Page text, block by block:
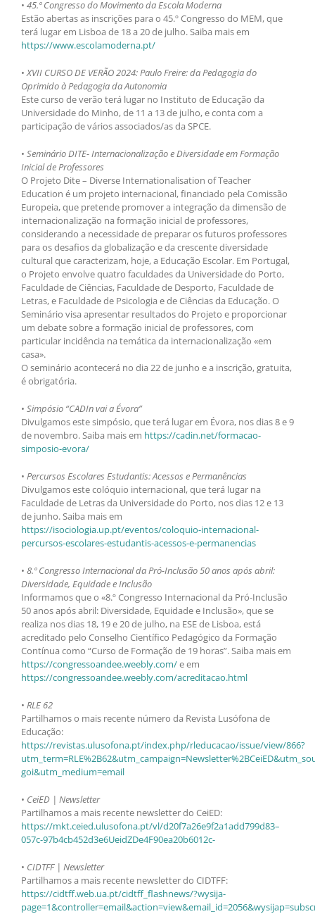
• 45.º Congresso do Movimento da Escola Moderna
Estão abertas as inscrições para o 45.º Congresso do MEM, que
terá lugar em Lisboa de 18 a 20 de julho. Saiba mais em
https://www.escolamoderna.pt/
•XVII CURSO DE VERÃO 2024: Paulo Freire: da Pedagogia do
Oprimido à Pedagogia da Autonomia
Este curso de verão terá lugar no Instituto de Educação da
Universidade do Minho, de 11 a 13 de julho, e conta com a
participação de vários associados/as da SPCE.
• Seminário DITE- Internacionalização e Diversidade em Formação
Inicial de Professores
O Projeto Dite – Diverse Internationalisation of Teacher
Education é um projeto internacional, financiado pela Comissão
Europeia, que pretende promover a integração da dimensão de
internacionalização na formação inicial de professores,
considerando a necessidade de preparar os futuros professores
para os desafios da globalização e da crescente diversidade
cultural que caracterizam, hoje, a Educação Escolar. Em Portugal,
o Projeto envolve quatro faculdades da Universidade do Porto,
Faculdade de Ciências, Faculdade de Desporto, Faculdade de
Letras, e Faculdade de Psicologia e de Ciências da Educação. O
Seminário visa apresentar resultados do Projeto e proporcionar
um debate sobre a formação inicial de professores, com
particular incidência na temática da internacionalização «em
casa».
O seminário acontecerá no dia 22 de junho e a inscrição, gratuita,
é obrigatória.
• Simpósio “CADIn vai a Évora”
Divulgamos este simpósio, que terá lugar em Évora, nos dias 8 e 9
de novembro. Saiba mais em https://cadin.net/formacao-
simposio-evora/
• Percursos Escolares Estudantis: Acessos e Permanências
Divulgamos este colóquio internacional, que terá lugar na
Faculdade de Letras da Universidade do Porto, nos dias 12 e 13
de junho. Saiba mais em
https://isociologia.up.pt/eventos/coloquio-internacional-
percursos-escolares-estudantis-acessos-e-permanencias
• 8.º Congresso Internacional da Pró-Inclusão 50 anos após abril:
Diversidade, Equidade e Inclusão
Informamos que o «8.º Congresso Internacional da Pró-Inclusão
50 anos após abril: Diversidade, Equidade e Inclusão», que se
realiza nos dias 18, 19 e 20 de julho, na ESE de Lisboa, está
acreditado pelo Conselho Científico Pedagógico da Formação
Contínua como “Curso de Formação de 19 horas”. Saiba mais em
https://congressoandee.weebly.com/e em
https://congressoandee.weebly.com/acreditacao.html
• RLE 62
Partilhamos o mais recente número da Revista Lusófona de
Educação:
https://revistas.ulusofona.pt/index.php/rleducacao/issue/view/866?
goi&utm_medium=email
• CeiED | Newsletter
Partilhamos a mais recente newsletter do CeiED:
https://mkt.ceied.ulusofona.pt/vl/d20f7a26e9f2a1add799d83–
057c-97b4cb452d3e6UeidZDe4F90ea20b6012c-
• CIDTFF | Newsletter
Partilhamos a mais recente newsletter do CIDTFF:
https://cidtff.web.ua.pt/cidtff_flashnews/?wysija-